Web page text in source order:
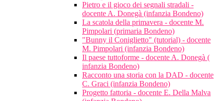
Pietro e il gioco dei segnali stradali -
docente A. Donegà (infanzia Bondeno)
La scatola della primavera - docente M.
Pimpolari (primaria Bondeno)
"Bunny il Coniglietto" (tutorial) - docente
M. Pimpolari (infanzia Bondeno)
Il paese tuttoforme - docente A. Donegà (
infanzia Bondeno)
Racconto una storia con la DAD - docente
C. Graci (infanzia Bondeno)
Progetto fattoria - docente E. Della Malva